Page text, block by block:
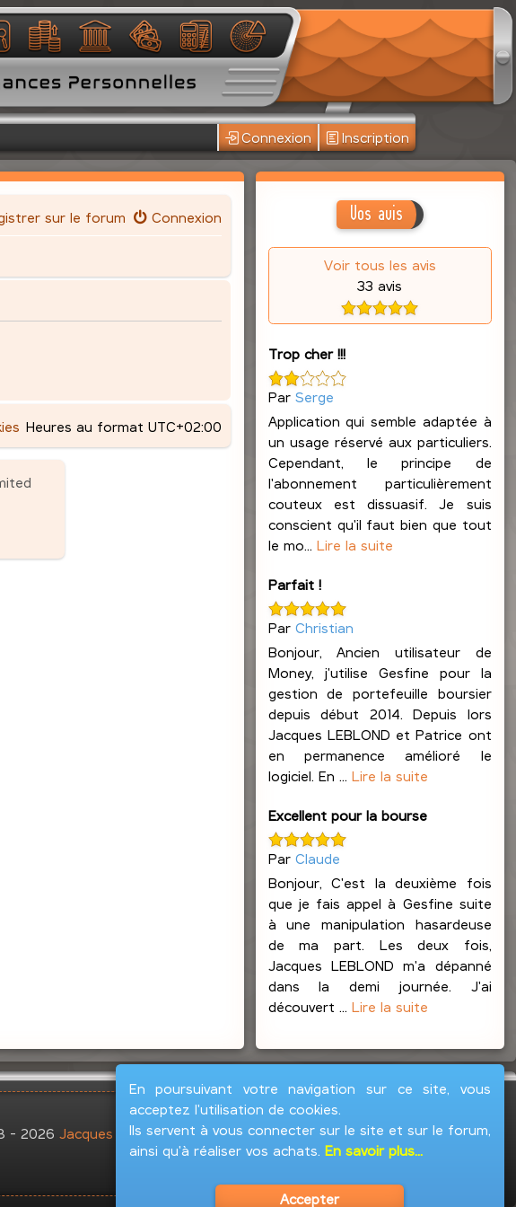
Connexion Inscription
Connexion
sur le forum
Heures au format UTC+02:00
Vos avis
Voir tous les avis
33 avis
Trop cher !!!
Par Serge
Application qui semble adaptée à
un usage réservé aux particuliers.
Cependant, le principe de
l'abonnement particulièrement
couteux est dissuasif. Je suis
conscient qu'il faut bien que tout
le mo... Lire la suite
Parfait !
Par Christian
Bonjour, Ancien utilisateur de
Money, j'utilise Gesfine pour la
gestion de portefeuille boursier
depuis début 2014. Depuis lors
Jacques LEBLOND et Patrice ont
en permanence amélioré le
logiciel. En ... Lire la suite
Excellent pour la bourse
Par Claude
Bonjour, C'est la deuxième fois
que je fais appel à Gesfine suite
à une manipulation hasardeuse
de ma part. Les deux fois,
Jacques LEBLOND m'a dépanné
dans la demi journée. J'ai
découvert ... Lire la suite
En poursuivant votre navigation sur ce site, vous
acceptez l'utilisation de cookies.
Ils servent à vous connecter sur le site et sur le forum,
ainsi qu'à réaliser vos achats. En savoir plus...
Accepter
- 2026Jacques